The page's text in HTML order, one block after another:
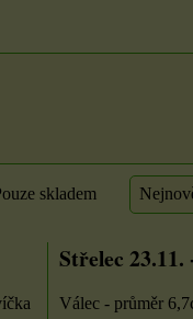
skladem
Střelec 23.11.
Válec - průměr